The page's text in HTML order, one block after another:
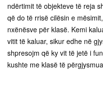
ndërtimit të objekteve të reja
që do të rrisë cilësin e
nxënësve për klasë. Kemi
vitit të kaluar, sikur edhe në
shpresojm që ky vit të jetë i
kushte me klasë të